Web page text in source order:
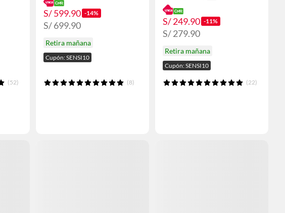
(52)
S/ 599.90 -14%
S/ 699.90
Retira mañana
Cupón: SENSI10
(8)
S/ 249.90 -11%
S/ 279.90
Retira mañana
Cupón: SENSI10
(22)